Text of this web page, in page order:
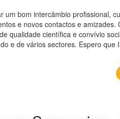
bom intercâmbio profissional,
e novos contactos e amizades.
qualidade científica e convívio
e de vários sectores. Espero que